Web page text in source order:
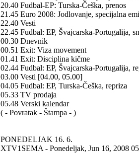
20.40 Fudbal-EP: Turska-Češka, prenos
21.45 Euro 2008: Jodlovanje, specijalna
22.40 Vesti
22.45 Fudbal: EP, Švajcarska-Portugalija,
00.30 Dnevnik
00.51 Exit: Viza movement
01.41 Exit: Disciplina kičme
02.44 Fudbal: EP, Švajcarska-Portugalija,
03.00 Vesti [04.00, 05.00]
04.05 Fudbal: EP, Turska-Češka, repriza
05.33 TV prodaja
05.48 Verski kalendar
( - Povratak - Štampa - )
PONEDELJAK 16. 6.
XTV1SEMA - Ponedeljak, Jun 16, 2008